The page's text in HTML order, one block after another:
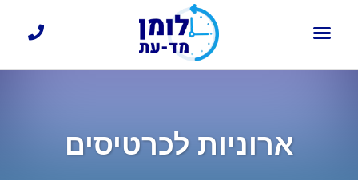
ארוניות לכרטיסים